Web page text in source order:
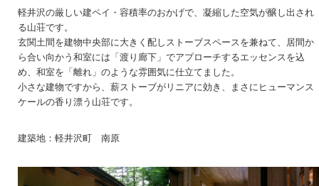
軽井沢の厳しい建ペイ・容積率のおかげで、凝縮した空気が醸し出され
る山荘です。
玄関土間を建物中央部に大きく配しストーブスペースを兼ねて、居間か
ら合い向かう和室には「渡り廊下」でアプローチするエッセンスを込
め、和室を「離れ」のような雰囲気に仕立てました。
小さな建物ですから、薪ストーブがリニアに効き、まさにヒューマンス
ケールの香り漂う山荘です。
建築地：軽井沢町 南原